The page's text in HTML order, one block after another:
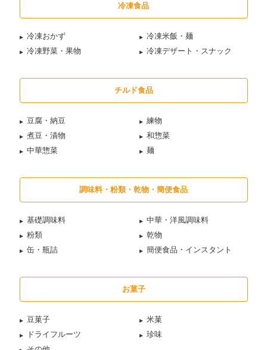
冷凍食品
冷凍おかず
冷凍米飯・麺
冷凍野菜・果物
冷凍デザート・スナック
チルド食品
豆腐・納豆
練物
煮豆・漬物
和惣菜
中華惣菜
麺
調味料・粉類・乾物・簡便食品
基礎調味料
中華・洋風調味料
粉類
乾物
缶・瓶詰
簡便食品・インスタント
お菓子
豆菓子
米菓
ドライフルーツ
珍味